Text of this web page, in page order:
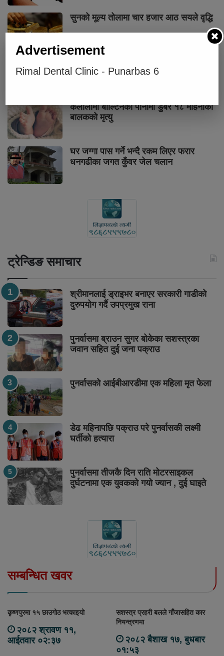
सुनको मूल्य तोलामा चार हजार आठ सयले वृद्धि
अटोलाई कारबाही
कैलालीमा बाल्टिनको पानीमा डुबेर १८ महिनाका
बालकको मृत्यु
घर जग्गा पास गर्ने भन्दै रकम लिएर फरार
धनगढीका जगत कुँवर जेल चलान
ट्रेन्डिङ समाचार
श्रीमानलाई ड्राइभर बनाएर सरकारी गाडीको
दुरुपयोग गर्दै उपप्रमुख राना
पुनर्वासमा ब्राउन सुगर बोकेका सशस्त्रका
जवान सहित दुई जना पक्राउ
पुनर्वासको आईबीआरडीमा एक महिला मृत फेला
डेढ महिनापछि पक्राउ परे पुनर्वासकी लक्ष्मी
घर्तीको हत्यारा
पुनर्वासमा तीजकै दिन राति मोटरसाइकल
दुर्घटनामा एक युवकको गयो ज्यान , दुई घाइते
सम्बन्धित खवर
कृष्णपुरमा १५ छाउगोठ भत्काइयो
२०८२ श्रावण ११,
आईतवार ०२:३७
सशस्त्र प्रहरी बलले गाँजासहित कार
नियन्त्रणमा
२०८२ बैशाख १७, बुधबार
०१:५३
Advertisement
Rimal Dental Clinic - Punarbas 6